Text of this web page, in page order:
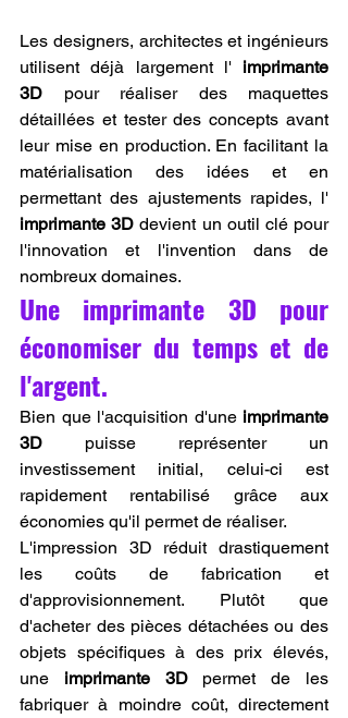
Les designers, architectes et ingénieurs
utilisent déjà largement l' imprimante
3D pour réaliser des maquettes
détaillées et tester des concepts avant
leur mise en production. En facilitant la
matérialisation des idées et en
imprimante 3D devient un outil clé pour
l'innovation et l'invention dans de
nombreux domaines.
Une imprimante 3D pour
économiser du temps et de
l'argent.
Bien que l'acquisition d'une imprimante
3D puisse représenter un
investissement initial, celui-ci est
rapidement rentabilisé grâce aux
économies qu'il permet de réaliser.
L'impression 3D réduit drastiquement
les coûts de fabrication et
d'approvisionnement. Plutôt que
d'acheter des pièces détachées ou des
objets spécifiques à des prix élevés,
une imprimante 3D permet de les
fabriquer à moindre coût, directement